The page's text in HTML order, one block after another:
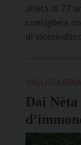
all’età di 77
consigliere
di
Dai
Mori